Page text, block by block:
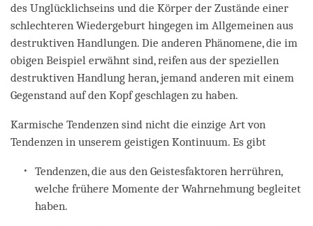
des Unglücklichseins und die Körper der Zustände einer
schlechteren Wiedergeburt hingegen im Allgemeinen aus
destruktiven Handlungen. Die anderen Phänomene, die im
obigen Beispiel erwähnt sind, reifen aus der speziellen
destruktiven Handlung heran, jemand anderen mit einem
Gegenstand auf den Kopf geschlagen zu haben.
Karmische Tendenzen sind nicht die einzige Art von
Tendenzen in unserem geistigen Kontinuum. Es gibt
Tendenzen, die aus den Geistesfaktoren herrühren,
welche frühere Momente der Wahrnehmung begleitet
haben.